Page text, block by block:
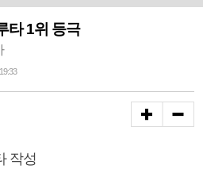
타 1위 등극
작성